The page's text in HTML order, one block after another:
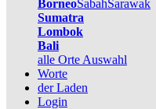
BorneoSabahSarawak
Sumatra
Lombok
Bali
alle Orte Auswahl
Worte
der Laden
Login